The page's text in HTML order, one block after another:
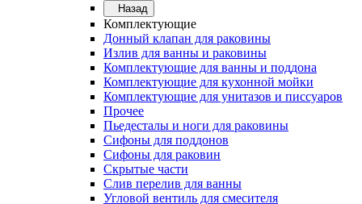
Назад
Комплектующие
Донный клапан для раковины
Излив для ванны и раковины
Комплектующие для ванны и поддона
Комплектующие для кухонной мойки
Комплектующие для унитазов и писсуаров
Прочее
Пьедесталы и ноги для раковины
Сифоны для поддонов
Сифоны для раковин
Скрытые части
Слив перелив для ванны
Угловой вентиль для смесителя